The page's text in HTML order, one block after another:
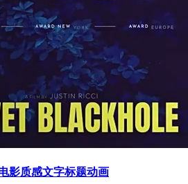
影质感文字标题动画